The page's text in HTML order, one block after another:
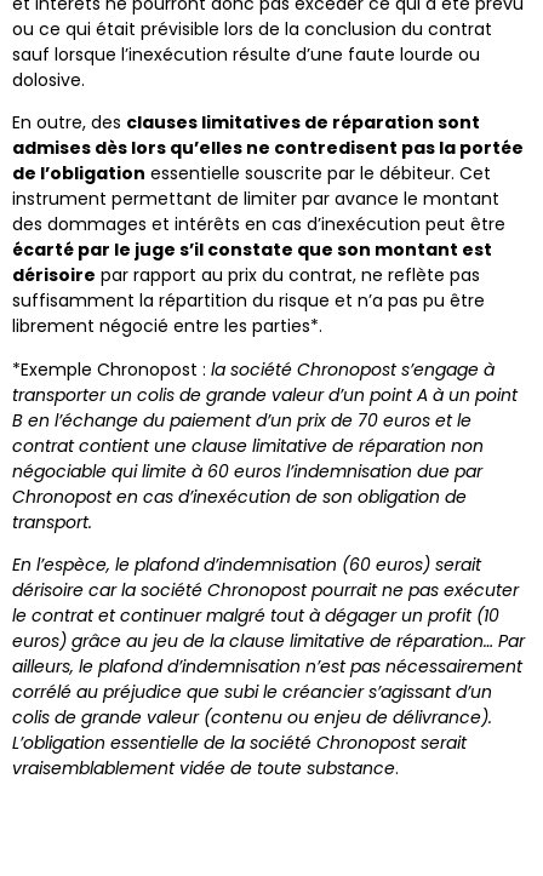
ou ce qui était prévisible lors de la conclusion du contrat
sauf lorsque l’inexécution résulte d’une faute lourde ou
dolosive.
En outre, des clauses limitatives de réparation sont
admises dès lors qu’elles ne contredisent pas la portée
de l’obligation essentielle souscrite par le débiteur. Cet
instrument permettant de limiter par avance le montant
des dommages et intérêts en cas d’inexécution peut être
écarté par le juge s’il constate que son montant est
dérisoire par rapport au prix du contrat, ne reflète pas
suffisamment la répartition du risque et n’a pas pu être
librement négocié entre les parties*.
*Exemple Chronopost : la société Chronopost s’engage à
transporter un colis de grande valeur d’un point A à un point
B en l’échange du paiement d’un prix de 70 euros et le
contrat contient une clause limitative de réparation non
négociable qui limite à 60 euros l’indemnisation due par
Chronopost en cas d’inexécution de son obligation de
transport.
En l’espèce, le plafond d’indemnisation (60 euros) serait
dérisoire car la société Chronopost pourrait ne pas exécuter
le contrat et continuer malgré tout à dégager un profit (10
euros) grâce au jeu de la clause limitative de réparation… Par
ailleurs, le plafond d’indemnisation n’est pas nécessairement
corrélé au préjudice que subi le créancier s’agissant d’un
colis de grande valeur (contenu ou enjeu de délivrance).
L’obligation essentielle de la société Chronopost serait
vraisemblablement vidée de toute substance.